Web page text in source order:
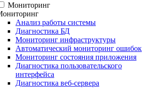
Мониторинг
Анализ работы системы
Диагностика БД
Мониторинг инфраструктуры
Автоматический мониторинг ошибок
Мониторинг состояния приложения
Диагностика пользовательского
интерфейса
Диагностика веб-сервера